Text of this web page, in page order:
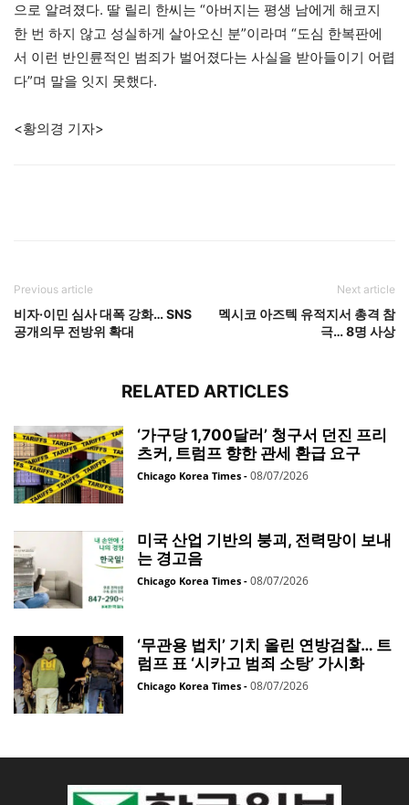
으로 알려졌다. 딸 릴리 한씨는 “아버지는 평생 남에게 해코지
한 번 하지 않고 성실하게 살아오신 분”이라며 “도심 한복판에
서 이런 반인륜적인 범죄가 벌어졌다는 사실을 받아들이기 어렵
다”며 말을 잇지 못했다.
<황의경 기자>
Previous article
비자·이민 심사 대폭 강화… SNS
공개의무 전방위 확대
Next article
멕시코 아즈텍 유적지서 총격 참
극… 8명 사상
RELATED ARTICLES
‘가구당 1,700달러’ 청구서 던진 프리
츠커, 트럼프 향한 관세 환급 요구
Chicago Korea Times - 08/07/2026
미국 산업 기반의 붕괴, 전력망이 보내
는 경고음
Chicago Korea Times - 08/07/2026
‘무관용 법치’ 기치 올린 연방검찰… 트
럼프 표 ‘시카고 범죄 소탕’ 가시화
Chicago Korea Times - 08/07/2026